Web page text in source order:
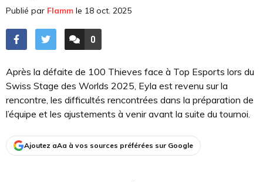
Publié par Flamm le 18 oct. 2025
ACCÉDER AUX
0
COMMENTAIRES
Après la défaite de 100 Thieves face à Top Esports lors du
Swiss Stage des Worlds 2025, Eyla est revenu sur la
rencontre, les difficultés rencontrées dans la préparation de
l’équipe et les ajustements à venir avant la suite du tournoi.
Ajoutez aAa à vos sources préférées sur Google